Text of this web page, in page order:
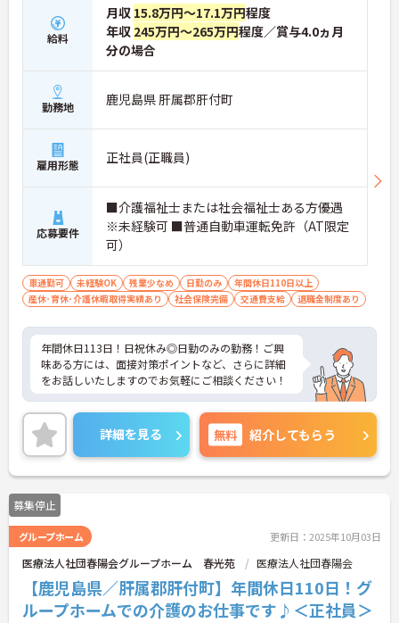
給料
月収 15.8万円～17.1万円程度
年収 245万円～265万円程度／賞与4.0ヵ月
分の場合
勤務地 鹿児島県 肝属郡肝付町
雇用形態 正社員(正職員)
応募要件
■介護福祉士または社会福祉士ある方優遇
※未経験可 ■普通自動車運転免許（AT限定
可）
車通勤可 未経験OK 残業少なめ 日勤のみ
年間休日110日以上
産休･育休･介護休暇取得実績あり
社会保険完備 交通費支給 退職金制度あり
年間休日113日！日祝休み◎日勤のみの勤務！ご興
味ある方には、面接対策ポイントなど、さらに詳細
をお話しいたしますのでお気軽にご相談ください！
詳細を見る 無料 紹介してもらう
募集停止
グループホーム 更新日：2025年10月03日
医療法人社団春陽会グループホーム 春光苑 医療法人社団春陽会
【鹿児島県／肝属郡肝付町】年間休日110日！グ
ループホームでの介護のお仕事です♪＜正社員＞